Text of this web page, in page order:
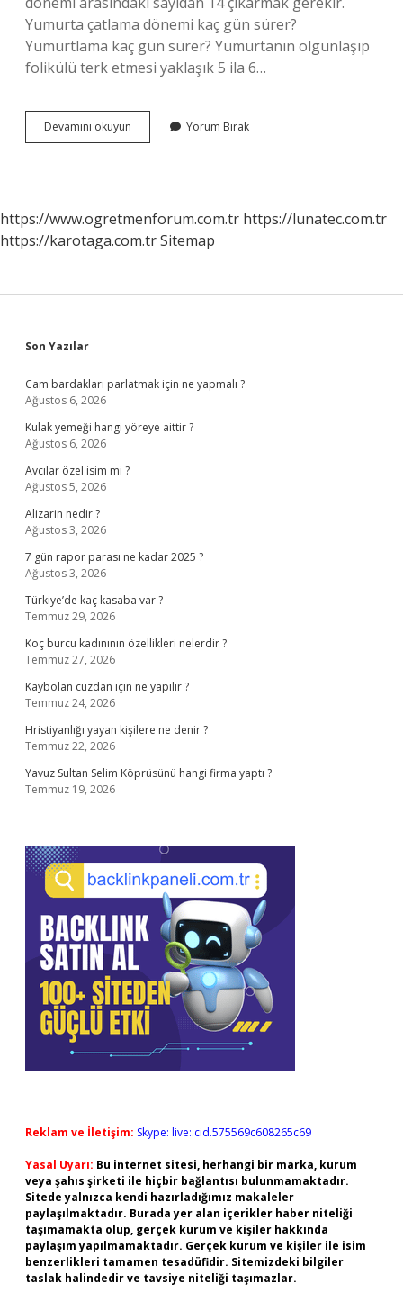
Yumurta çatlama dönemi kaç gün sürer?
Yumurtlama kaç gün sürer? Yumurtanın olgunlaşıp
folikülü terk etmesi yaklaşık 5 ila 6…
Devamını okuyun Yumurta
Çatlama
Yorum Bırak
https://www.ogretmenforum.com.tr https://lunatec.com.tr
https://karotaga.com.trSitemap
Sidebar
Son Yazılar
Cam bardakları parlatmak için ne yapmalı ?
Ağustos 6, 2026
Kulak yemeği hangi yöreye aittir ?
Ağustos 6, 2026
Avcılar özel isim mi ?
Ağustos 5, 2026
Alizarin nedir ?
Ağustos 3, 2026
7 gün rapor parası ne kadar 2025 ?
Ağustos 3, 2026
Türkiye’de kaç kasaba var ?
Temmuz 29, 2026
Koç burcu kadınının özellikleri nelerdir ?
Temmuz 27, 2026
Kaybolan cüzdan için ne yapılır ?
Temmuz 24, 2026
Hristiyanlığı yayan kişilere ne denir ?
Temmuz 22, 2026
Yavuz Sultan Selim Köprüsünü hangi firma yaptı ?
Temmuz 19, 2026
Reklam ve İletişim: Skype: live:.cid.575569c608265c69
Yasal Uyarı: Bu internet sitesi, herhangi bir marka, kurum
veya şahıs şirketi ile hiçbir bağlantısı bulunmamaktadır.
Sitede yalnızca kendi hazırladığımız makaleler
paylaşılmaktadır. Burada yer alan içerikler haber niteliği
taşımamakta olup, gerçek kurum ve kişiler hakkında
paylaşım yapılmamaktadır. Gerçek kurum ve kişiler ile isim
benzerlikleri tamamen tesadüfidir. Sitemizdeki bilgiler
taslak halindedir ve tavsiye niteliği taşımazlar.